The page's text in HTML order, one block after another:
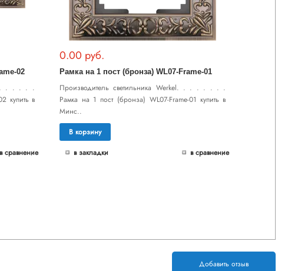
02
. . . . . . .
купить в
в сравнение
0.00 руб.
Рамка на 1 пост (бронза) WL07-Frame-01
Производитель светильника Werkel. . . . . . . .
Рамка на 1 пост (бронза) WL07-Frame-01 купить в
Минс..
В корзину
в закладки
в сравнение
Добавить отзыв